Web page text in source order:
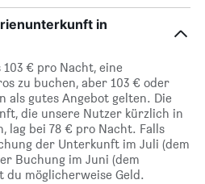
in
€ pro Nacht, eine
zu buchen, aber 103 € oder
als gutes Angebot gelten. Die
die unsere Nutzer kürzlich in
lag bei 78 € pro Nacht. Falls
der Unterkunft im Juli (dem
Buchung im Juni (dem
du möglicherweise Geld.